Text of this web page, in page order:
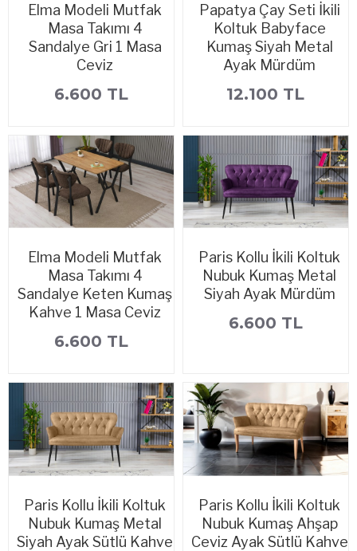
Elma Modeli Mutfak
Masa Takımı 4
Sandalye Gri 1 Masa
Ceviz
6.600 TL
Papatya Çay Seti İkili
Koltuk Babyface
Kumaş Siyah Metal
Ayak Mürdüm
12.100 TL
Elma Modeli Mutfak
Masa Takımı 4
Sandalye Keten Kumaş
Kahve 1 Masa Ceviz
6.600 TL
Paris Kollu İkili Koltuk
Nubuk Kumaş Metal
Siyah Ayak Mürdüm
6.600 TL
Paris Kollu İkili Koltuk
Nubuk Kumaş Metal
Siyah Ayak Sütlü Kahve
Paris Kollu İkili Koltuk
Nubuk Kumaş Ahşap
Ceviz Ayak Sütlü Kahve